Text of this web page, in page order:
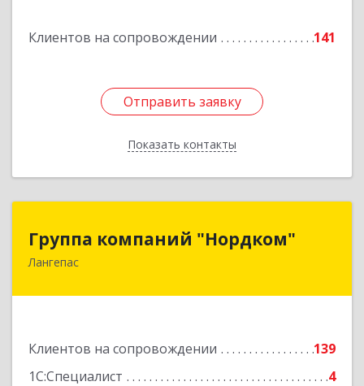
Клиентов на сопровождении 141
Отправить заявку
Показать контакты
Подробнее
Отправить заявку
Назад
Группа компаний "Нордком"
Лангепас
Клиентов на сопровождении
139
1С:Специалист
4
Группа компаний "Нордком"
628672, Тюменская обл, Лангепас г., Солнечная